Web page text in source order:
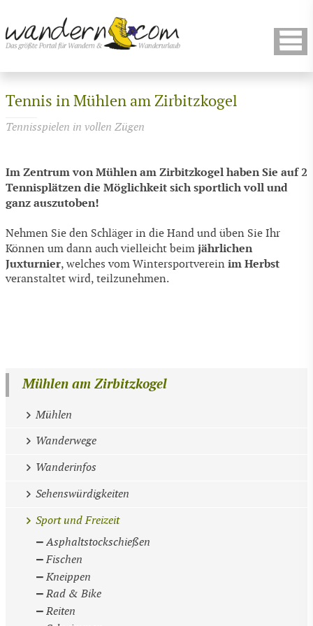
Tennis in Mühlen am Zirbitzkogel
Tennisspielen in vollen Zügen
Im Zentrum von Mühlen am Zirbitzkogel haben Sie auf 2
Tennisplätzen die Möglichkeit sich sportlich voll und
ganz auszutoben!
Nehmen Sie den Schläger in die Hand und üben Sie Ihr
Können um dann auch vielleicht beim jährlichen
Juxturnier, welches vom Wintersportverein im Herbst
veranstaltet wird, teilzunehmen.
Mühlen am Zirbitzkogel
Mühlen
Wanderwege
Wanderinfos
Sehenswürdigkeiten
Sport und Freizeit
Asphaltstockschießen
Fischen
Kneippen
Rad & Bike
Reiten